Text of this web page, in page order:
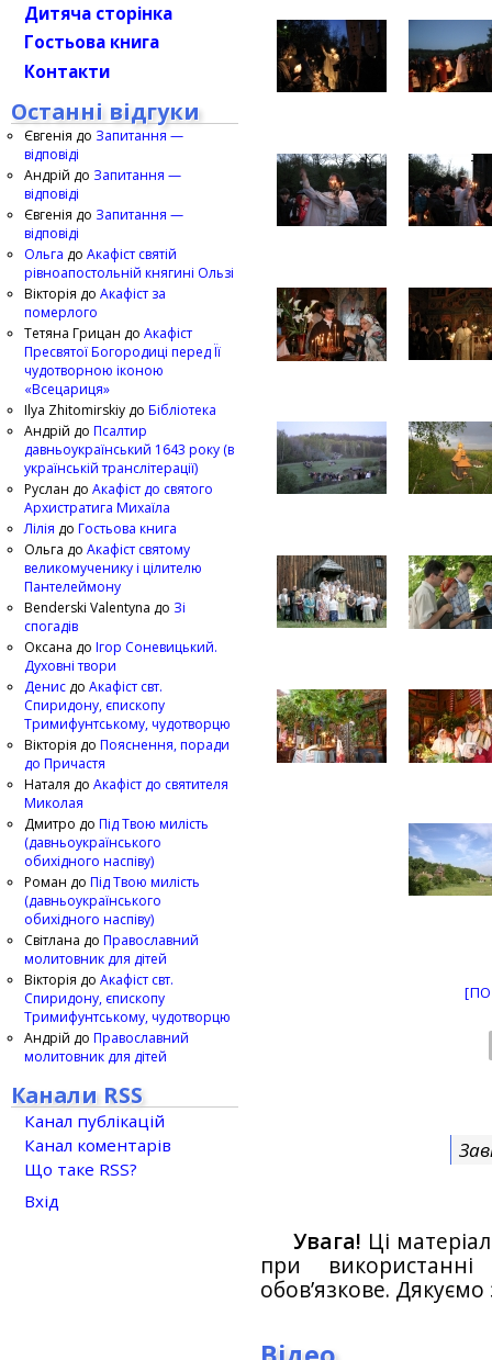
Увага! Ці
при
обов’язкове.
Дитяча сторінка
Гостьова книга
Контакти
Останні відгуки
Євгенія до Запитання —
відповіді
Андрій до Запитання —
відповіді
Євгенія до Запитання —
відповіді
Ольга до Акафіст святій
рівноапостольній княгині Ользі
Вікторія до Акафіст за
померлого
Тетяна Грицан до Акафіст
Пресвятої Богородиці перед Її
чудотворною іконою
«Всецариця»
Ilya Zhitomirskiy до Бібліотека
Андрій до Псалтир
давньоукраїнський 1643 року (в
українській транслітерації)
Руслан до Акафіст до святого
Архистратига Михаїла
Лілія до Гостьова книга
Ольга до Акафіст святому
великомученику і цілителю
Пантелеймону
Benderski Valentyna до Зі
спогадів
Оксана до Ігор Соневицький.
Духовні твори
Денис до Акафіст свт.
Спиридону, єпископу
Тримифунтському, чудотворцю
Вікторія до Пояснення, поради
до Причастя
Наталя до Акафіст до святителя
Миколая
Дмитро до Під Твою милість
(давньоукраїнського
обихідного наспіву)
Роман до Під Твою милість
(давньоукраїнського
обихідного наспіву)
Світлана до Православний
молитовник для дітей
Вікторія до Акафіст свт.
Спиридону, єпископу
Тримифунтському, чудотворцю
Андрій до Православний
молитовник для дітей
Канали RSS
Канал публікацій
Канал коментарів
Що таке RSS?
Вхід